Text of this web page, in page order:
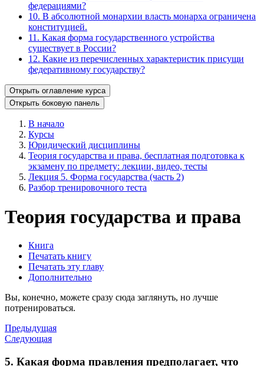
федерациями?
10. В абсолютной монархии власть монарха ограничена
конституцией.
11. Какая форма государственного устройства
существует в России?
12. Какие из перечисленных характеристик присущи
федеративному государству?
Открыть оглавление курса
Открыть боковую панель
В начало
Курсы
Юридический дисциплины
Теория государства и права, бесплатная подготовка к
экзамену по предмету: лекции, видео, тесты
Лекция 5. Форма государства (часть 2)
Разбор тренировочного теста
Теория государства и права
Книга
Печатать книгу
Печатать эту главу
Дополнительно
Вы, конечно, можете сразу сюда заглянуть, но лучше
потренироваться.
Предыдущая
Следующая
5. Какая форма правления предполагает, что